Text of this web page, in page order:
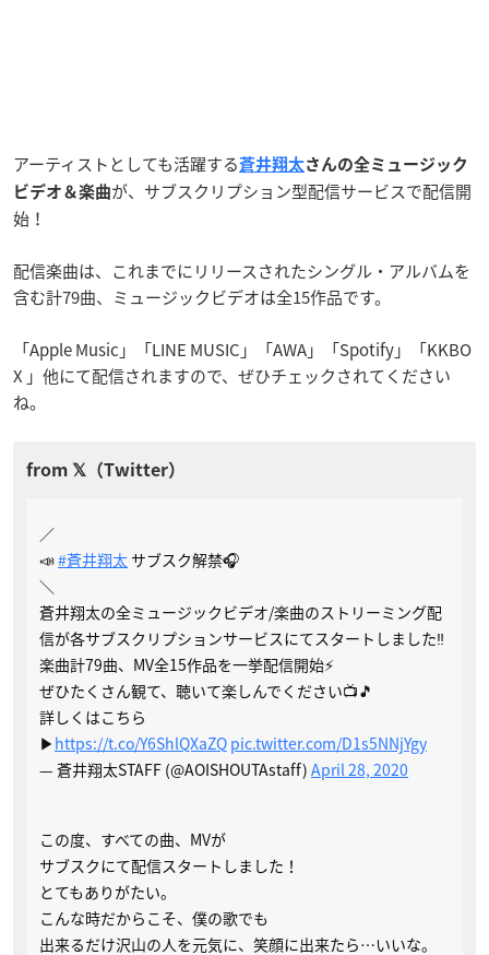
アーティストとしても活躍する蒼井翔太さんの全ミュージック
ビデオ＆楽曲が、サブスクリプション型配信サービスで配信開
始！
配信楽曲は、これまでにリリースされたシングル・アルバムを
含む計79曲、ミュージックビデオは全15作品です。
「Apple Music」「LINE MUSIC」「AWA」「Spotify」「KKBO
X 」他にて配信されますので、ぜひチェックされてください
ね。
／
📣#蒼井翔太 サブスク解禁🎧
＼
蒼井翔太の全ミュージックビデオ/楽曲のストリーミング配
信が各サブスクリプションサービスにてスタートしました‼
楽曲計79曲、MV全15作品を一挙配信開始⚡
ぜひたくさん観て、聴いて楽しんでください📺🎵
詳しくはこちら
▶ https://t.co/Y6ShlQXaZQ pic.twitter.com/D1s5NNjYgy
— 蒼井翔太STAFF (@AOISHOUTAstaff) April 28, 2020
この度、すべての曲、MVが
サブスクにて配信スタートしました！
とてもありがたい。
こんな時だからこそ、僕の歌でも
出来るだけ沢山の人を元気に、笑顔に出来たら…いいな。